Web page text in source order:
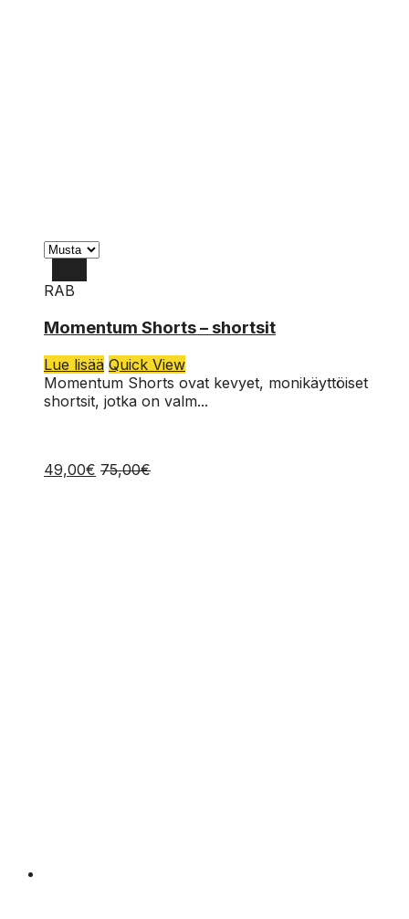
36
RAB
Momentum Shorts – shortsit
Lue lisää Quick View
Momentum Shorts ovat kevyet, monikäyttöiset
shortsit, jotka on valm...
49,00€ 75,00€